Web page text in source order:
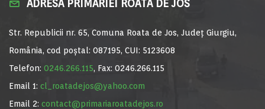
ADRESA PRIMĂRIEI ROATA DE JOS
Str. Republicii nr. 65, Comuna Roata de Jos, Județ Giurgiu,
România, cod poștal: 087195, CUI: 5123608
Telefon: 0246.266.115, Fax: 0246.266.115
Email 1: cl_roatadejos@yahoo.com
Email 2: contact@primariaroatadejos.ro